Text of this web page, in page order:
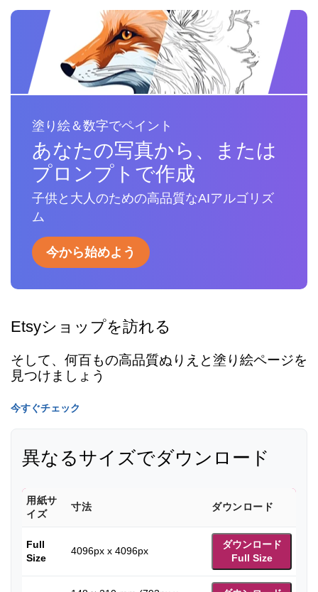
塗り絵＆数字でペイント
あなたの写真から、または
プロンプトで作成
子供と大人のための高品質なAIアルゴリズ
ム
今から始めよう
Etsyショップを訪れる
そして、何百もの高品質ぬりえと塗り絵ページを
見つけましょう
今すぐチェック
異なるサイズでダウンロード
用紙サ
イズ
寸法 ダウンロード
Full
Size
4096px x 4096px
ダウンロード
Full Size